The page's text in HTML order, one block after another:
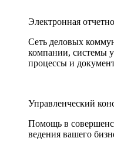
Электронная
Сеть деловых
компании, системы
процессы и
Управленческий
Помощь в
ведения вашего